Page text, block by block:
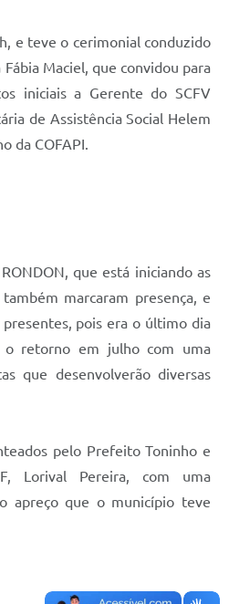
e teve o cerimonial conduzido
Maciel, que convidou para
iniciais a Gerente do SCFV
de Assistência Social Helem
da COFAPI.
que está iniciando as
marcaram presença, e
pois era o último dia
retorno em julho com uma
que desenvolverão diversas
pelo Prefeito Toninho e
Lorival Pereira, com uma
apreço que o município teve